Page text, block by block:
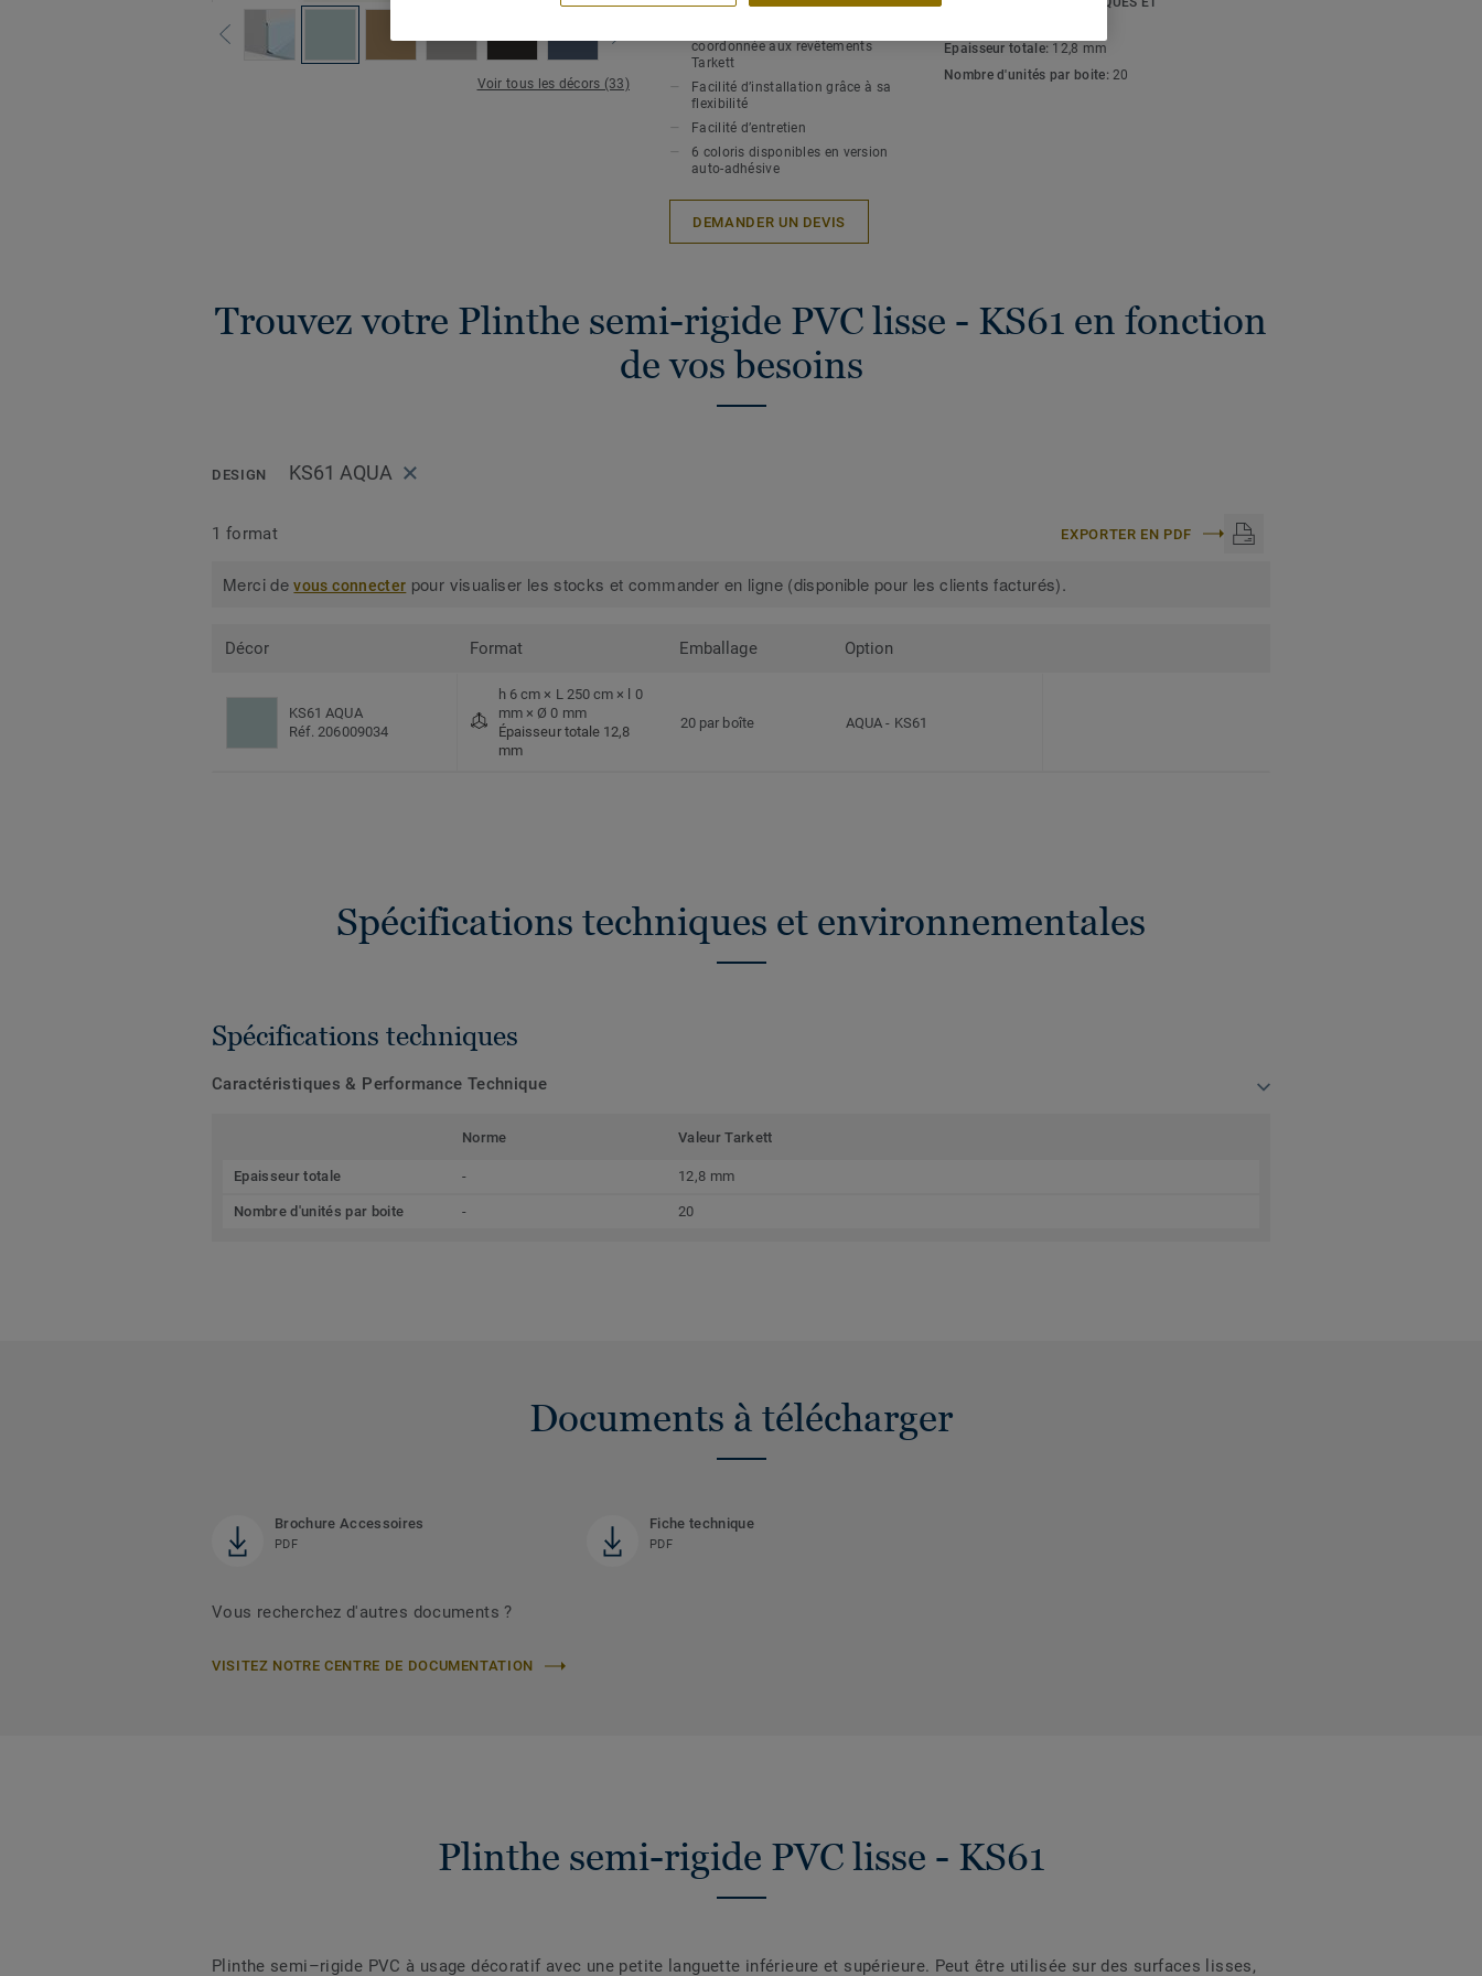
Voir tous les décors (33)
coordonnée aux revêtements
Tarkett
Facilité d’installation grâce à sa
flexibilité
Facilité d’entretien
6 coloris disponibles en version
auto-adhésive
Epaisseur totale: 12,8 mm
Nombre d'unités par boite:20
DEMANDER UN DEVIS
Trouvez votre Plinthe semi-rigide PVC lisse - KS61 en fonction
de vos besoins
DESIGN KS61 AQUA
1 format EXPORTER EN PDF
Merci devous connecter pour visualiser les stocks et commander en ligne (disponible pour les clients facturés).
Décor Format Emballage Option
KS61 AQUA
Réf. 206009034
h 6 cm × L 250 cm × l 0
mm × Ø 0 mm
Épaisseur totale 12,8
mm
20 par boîte AQUA- KS61
Spécifications techniques et environnementales
Spécifications techniques
Caractéristiques & Performance Technique
Norme Valeur Tarkett
Epaisseur totale - 12,8 mm
Nombre d'unités par boite - 20
Documents à télécharger
Brochure Accessoires
PDF
Fiche technique
PDF
Vous recherchez d'autres documents ?
VISITEZ NOTRE CENTRE DE DOCUMENTATION
Plinthe semi-rigide PVC lisse - KS61
Plinthe semi–rigide PVC à usage décoratif avec une petite languette inférieure et supérieure. Peut être utilisée sur des surfaces lisses,